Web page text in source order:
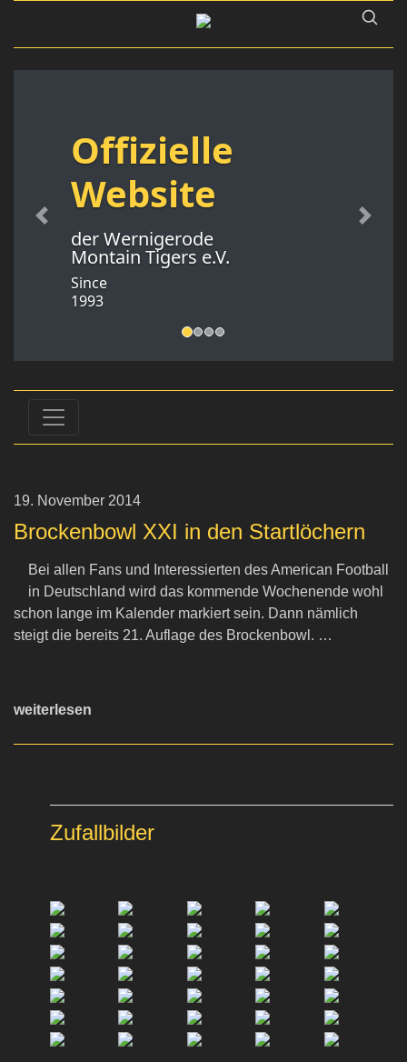
Offizielle
Website
der Wernigerode
Montain Tigers e.V.
Since
1993
Previous Next
19. November 2014
Brockenbowl XXI in den Startlöchern
Bei allen Fans und Interessierten des American Football
in Deutschland wird das kommende Wochenende wohl
schon lange im Kalender markiert sein. Dann nämlich
steigt die bereits 21. Auflage des Brockenbowl. …
weiterlesen
Zufallbilder